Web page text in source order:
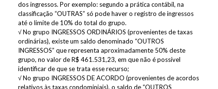
dos ingressos. Por exemplo: segundo a prática contábil, na
classificação “OUTRAS” só pode haver o registro de ingressos
até o limite de 10% do total do grupo.
√ No grupo INGRESSOS ORDINÁRIOS (provenientes de taxas
ordinárias), existe um saldo denominado “OUTROS
INGRESSOS” que representa aproximadamente 50% deste
grupo, no valor de R$ 461.531,23, em que não é possível
identificar de que se trata esse recurso;
√ No grupo INGRESSOS DE ACORDO (provenientes de acordos
relativos às taxas condominiais), o saldo de “OUTROS